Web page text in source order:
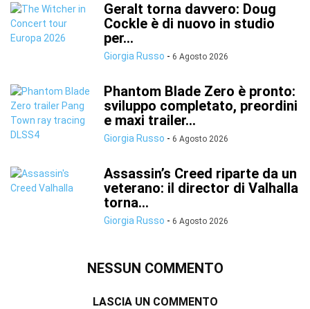
Geralt torna davvero: Doug
Cockle è di nuovo in studio
per...
Giorgia Russo - 6 Agosto 2026
Phantom Blade Zero è pronto:
sviluppo completato, preordini
e maxi trailer...
Giorgia Russo - 6 Agosto 2026
Assassin’s Creed riparte da un
veterano: il director di Valhalla
torna...
Giorgia Russo - 6 Agosto 2026
NESSUN COMMENTO
LASCIA UN COMMENTO